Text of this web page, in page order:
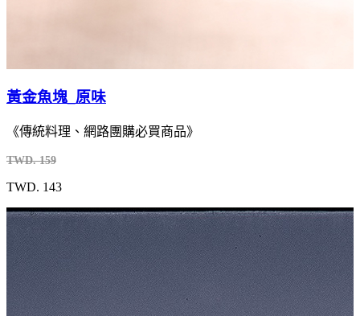
黃金魚塊_原味
《傳統料理、網路團購必買商品》
TWD. 159
TWD. 143